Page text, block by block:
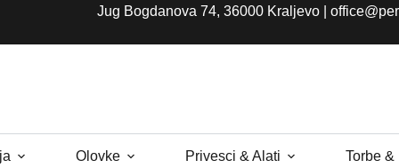
Jug Bogdanova 74, 36000 Kraljevo |
Olovke Privesci & Alati Torbe &